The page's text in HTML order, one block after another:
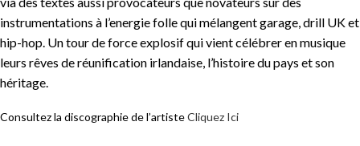
instrumentations à l’energie folle qui mélangent garage, drill UK et
hip-hop. Un tour de force explosif qui vient célébrer en musique
leurs rêves de réunification irlandaise, l’histoire du pays et son
héritage.
Consultez la discographie de l’artisteCliquez Ici